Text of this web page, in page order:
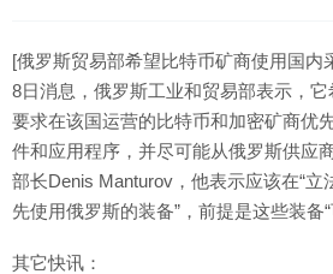
[俄罗斯贸易部希望比特币矿商使用国内
8日消息，俄罗斯工业和贸易部表示，它
要求在该国运营的比特币和加密矿商优
件和应用程序，并尽可能从俄罗斯供应
部长Denis Manturov，他表示应该在“
先使用俄罗斯的装备”，前提是这些装备
其它快讯：